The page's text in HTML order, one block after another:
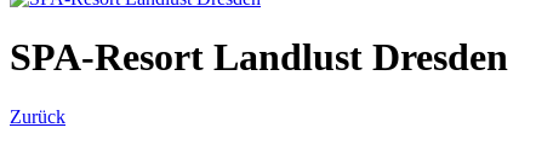
SPA-Resort Landlust Dresden
Zurück